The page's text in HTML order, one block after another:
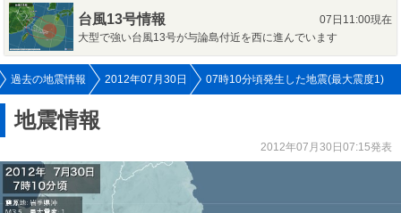
台風13号情報
07日11:00現在
大型で強い台風13号が与論島付近を西に進んでいます
過去の地震情報 2012年07月30日 07時10分頃発生した地震(最大震度1)
地震情報
2012年07月30日07:15発表